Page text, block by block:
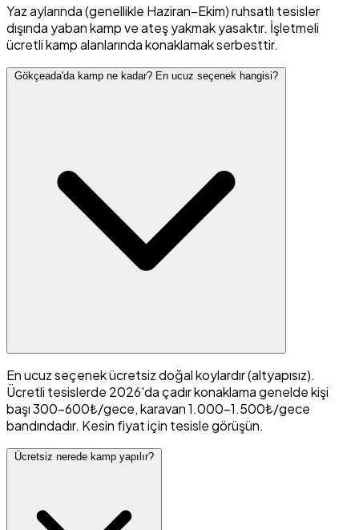
Yaz aylarında (genellikle Haziran–Ekim) ruhsatlı tesisler
dışında yaban kamp ve ateş yakmak yasaktır. İşletmeli
ücretli kamp alanlarında konaklamak serbesttir.
Gökçeada'da kamp ne kadar? En ucuz seçenek hangisi?
En ucuz seçenek ücretsiz doğal koylardır (altyapısız).
Ücretli tesislerde 2026'da çadır konaklama genelde kişi
başı 300-600₺/gece, karavan 1.000-1.500₺/gece
bandındadır. Kesin fiyat için tesisle görüşün.
Ücretsiz nerede kamp yapılır?